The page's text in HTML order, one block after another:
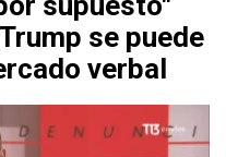
se puede
verbal